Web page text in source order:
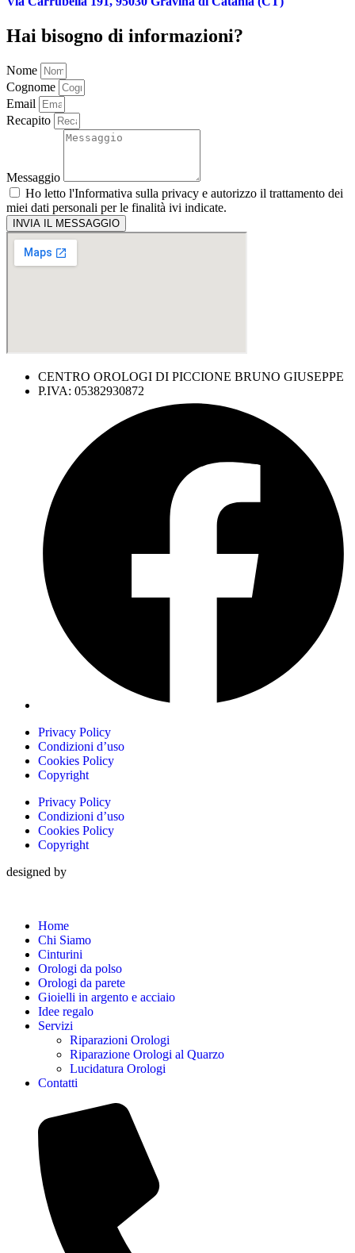
Hai bisogno di informazioni?
Nome
Cognome
Email
Recapito
Messaggio
Ho letto l'Informativa sulla privacy e autorizzo il trattamento dei
miei dati personali per le finalità ivi indicate.
INVIA IL MESSAGGIO
CENTRO OROLOGI DI PICCIONE BRUNO GIUSEPPE
P.IVA: 05382930872
Privacy Policy
Condizioni d’uso
Cookies Policy
Copyright
Privacy Policy
Condizioni d’uso
Cookies Policy
Copyright
designed by
Home
Chi Siamo
Cinturini
Orologi da polso
Orologi da parete
Gioielli in argento e acciaio
Idee regalo
Servizi
Riparazioni Orologi
Riparazione Orologi al Quarzo
Lucidatura Orologi
Contatti